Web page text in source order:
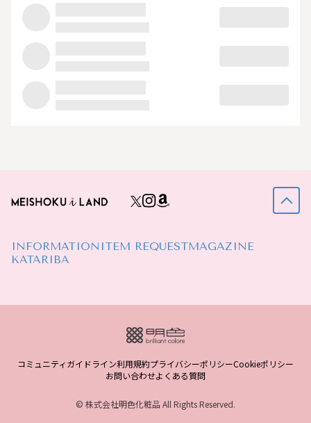
INFORMATION ITEM REQUESTMAGAZINE
KATARIBA
コミュニティガイドライン利用規約プライバシーポリシーCookieポリシー
お問い合わせよくある質問
© 株式会社明色化粧品 All Rights Reserved.